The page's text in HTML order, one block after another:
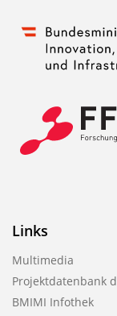
Links
Multimedia
Projektdatenbank
BMIMI Infothek